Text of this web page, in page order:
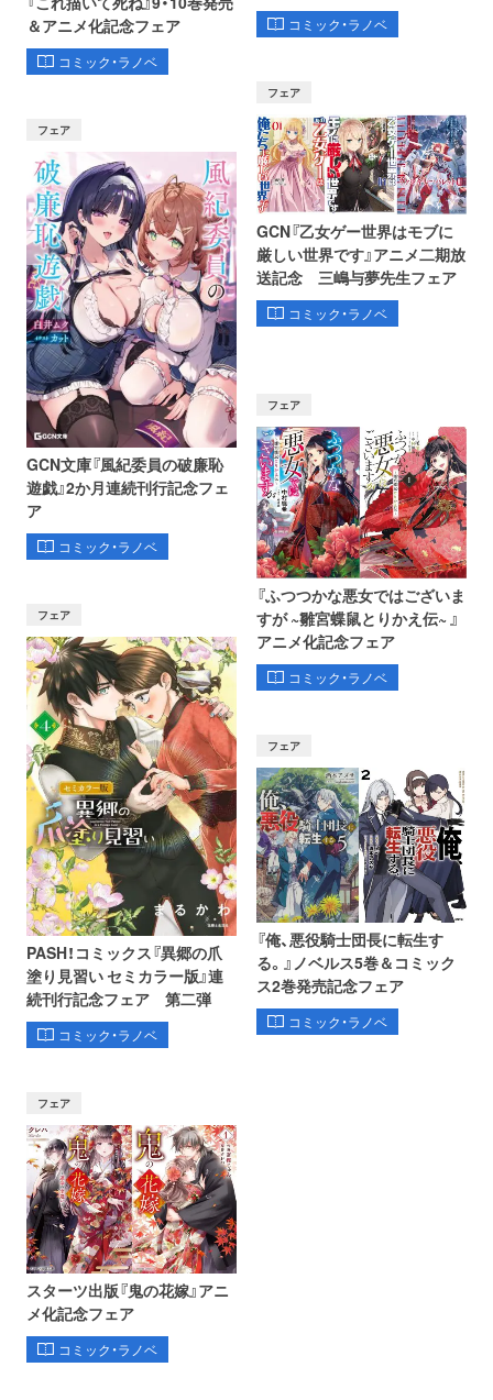
＆アニメ化記念フェア
コミック・ラノベ
コミック・ラノベ
フェア
GCN文庫『風紀委員の破廉恥
遊戯』2か月連続刊行記念フェ
ア
コミック・ラノベ
フェア
GCN『乙女ゲー世界はモブに
厳しい世界です』アニメ二期放
送記念 三嶋与夢先生フェア
コミック・ラノベ
フェア
PASH！コミックス『異郷の爪
塗り見習い セミカラー版』連
続刊行記念フェア 第二弾
コミック・ラノベ
フェア
『ふつつかな悪女ではございま
すが ~雛宮蝶鼠とりかえ伝~ 』
アニメ化記念フェア
コミック・ラノベ
フェア
スターツ出版『鬼の花嫁』アニ
メ化記念フェア
コミック・ラノベ
フェア
『俺、悪役騎士団長に転生す
る。』ノベルス5巻＆コミック
ス2巻発売記念フェア
コミック・ラノベ